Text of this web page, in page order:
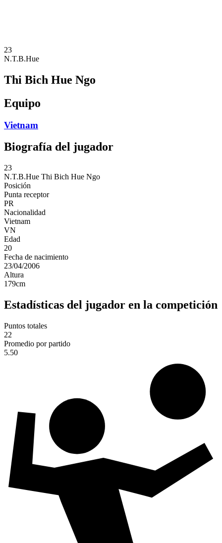
23
N.T.B.Hue
Thi Bich Hue Ngo
Equipo
Vietnam
Biografía del jugador
23
N.T.B.Hue Thi Bich Hue Ngo
Posición
Punta receptor
PR
Nacionalidad
Vietnam
VN
Edad
20
Fecha de nacimiento
23/04/2006
Altura
179cm
Estadísticas del jugador en la competición
Puntos totales
22
Promedio por partido
5.50